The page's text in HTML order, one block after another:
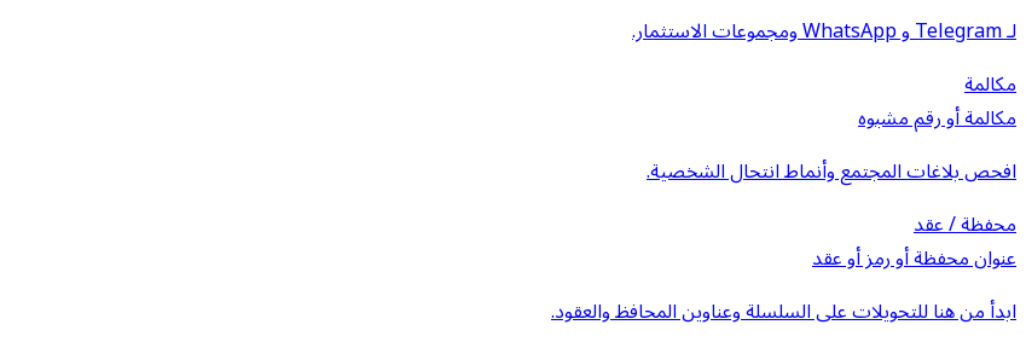
لـ Telegram و WhatsApp ومجموعات الاستثمار.
مكالمة
مكالمة أو رقم مشبوه
افحص بلاغات المجتمع وأنماط انتحال الشخصية.
محفظة / عقد
عنوان محفظة أو رمز أو عقد
ابدأ من هنا للتحويلات على السلسلة وعناوين المحافظ والعقود.